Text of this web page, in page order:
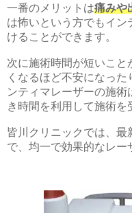
一番のメリットは痛みや
は怖いという方でもイン
けることができます。
次に施術時間が短いこ
くなるほど不安になっ
ンティマレーザーの施
き時間を利用して施術を
皆川クリニックでは、最
で、均一で効果的なレー